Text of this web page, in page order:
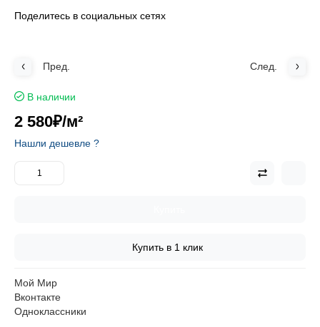
Поделитесь в социальных сетях
Пред. След.
В наличии
2 580₽/м²
Нашли дешевле ?
Купить в 1 клик
Мой Мир
Вконтакте
Одноклассники